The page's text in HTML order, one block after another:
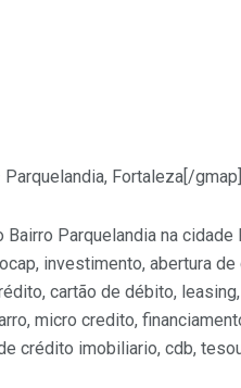
Fortaleza[/gmap]
Parquelandia na cidade
investimento, abertura de
cartão de débito,
micro credito,
crédito imobiliario, cdb,